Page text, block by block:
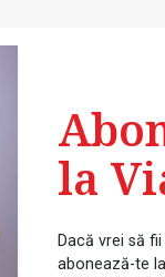
la
Dacă vrei să
abonează-te